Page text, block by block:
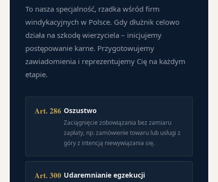
To nasza specjalność, rzadka wśród firm
windykacyjnych w Polsce. Gdy dłużnik celowo
działa na szkodę wierzyciela – inicjujemy
postępowanie karne. Przygotowujemy
zawiadomienia i reprezentujemy Cię na każdym
etapie.
Art. 286 Oszustwo
Zaciągnięcie zobowiązania bez zamiaru
zapłaty, np. zamówienie towaru lub usługi z
góry z intencją niewywiązania się.
Art. 300 Udaremnianie egzekucji